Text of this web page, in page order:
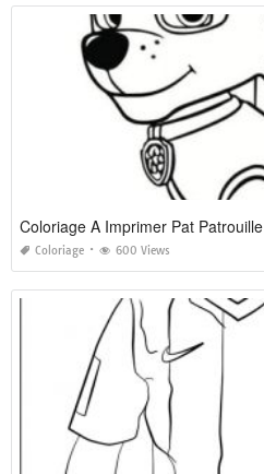
Coloriage A Imprimer Pat Patrouille
Coloriage 600 Views